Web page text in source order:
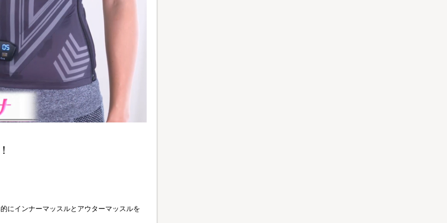
にインナーマッスルとアウターマッスルを